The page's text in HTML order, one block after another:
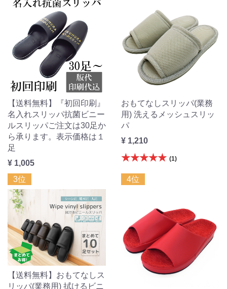
【送料無料】『初回印刷』
名入れスリッパ抗菌ビニー
ルスリッパご注文は30足か
ら承ります。表示価格は１
足
¥ 1,005
おもてなしスリッパ(業務
用) 洗えるメッシュスリッ
パ
¥ 1,210
★★★★★ (1)
3位
【送料無料】おもてなしス
リッパ(業務用) 拭けるビニ
4位